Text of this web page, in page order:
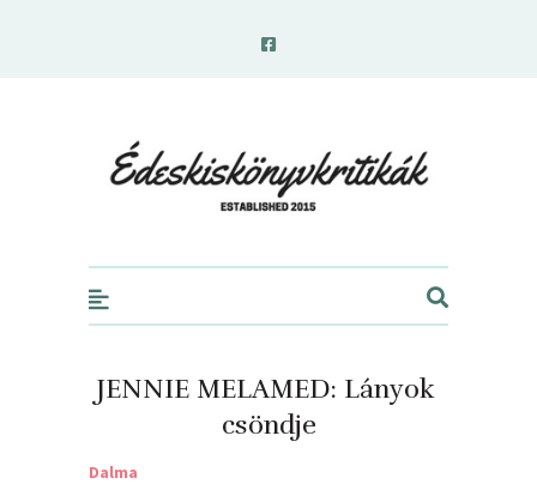
JENNIE MELAMED: Lányok ​
csöndje
Dalma